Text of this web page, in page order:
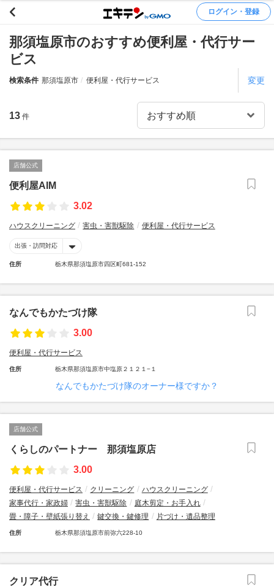
ログイン・登録
那須塩原市のおすすめ便利屋・代行サー
ビス
検索条件 那須塩原市 便利屋・代行サービス 変更
13 件
店舗公式
便利屋AIM
3.02
ハウスクリーニング 害虫・害獣駆除 便利屋・代行サービス
出張・訪問対応
住所 栃木県那須塩原市四区町681-152
なんでもかたづけ隊
3.00
便利屋・代行サービス
住所 栃木県那須塩原市中塩原２１２１−１
なんでもかたづけ隊のオーナー様ですか？
店舗公式
くらしのパートナー 那須塩原店
3.00
便利屋・代行サービス クリーニング
ハウスクリーニング
家事代行・家政婦
害虫・害獣駆除
庭木剪定・お手入れ
畳・障子・壁紙張り替え
鍵交換・鍵修理 片づけ・遺品整理
住所 栃木県那須塩原市前弥六228-10
クリア代行